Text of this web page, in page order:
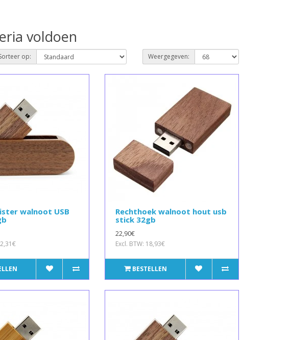
voldoen
op: Weergegeven:
walnoot USB
Rechthoek walnoot hout usb
stick 32gb
22,90€
Excl. BTW: 18,93€
BESTELLEN